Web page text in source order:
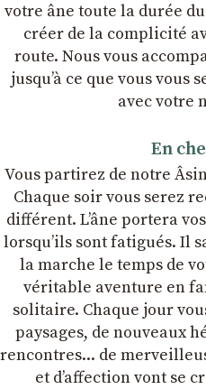
votre âne toute la durée
créer de la complicité
route. Nous vous
jusqu’à ce que vous vous
avec votre
En
Vous partirez de notre
Chaque soir vous serez
différent. L’âne portera
lorsqu’ils sont fatigués. Il
la marche le temps de
véritable aventure en
solitaire. Chaque jour
paysages, de nouveaux
rencontres... de
et dʼaffection vont se